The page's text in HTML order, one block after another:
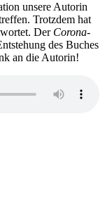
unsere Autorin
Trotzdem hat
Der Corona-
des Buches
an die Autorin!